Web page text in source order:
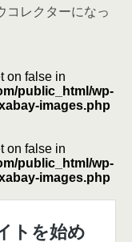
コレクターになっ